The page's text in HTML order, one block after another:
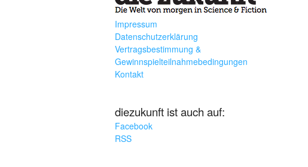
Impressum
Datenschutzerklärung
Vertragsbestimmung &
Gewinnspielteilnahmebedingungen
Kontakt
diezukunft ist auch auf:
Facebook
RSS